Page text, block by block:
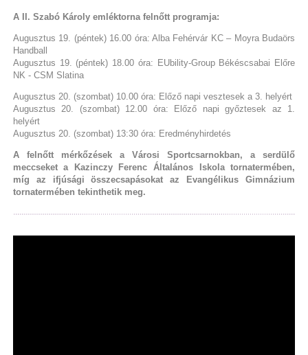
A II. Szabó Károly emléktorna felnőtt programja:
Augusztus 19. (péntek) 16.00 óra: Alba Fehérvár KC – Moyra Budaörs
Handball
Augusztus 19. (péntek) 18.00 óra: EUbility-Group Békéscsabai Előre
NK - CSM Slatina
Augusztus 20. (szombat) 10.00 óra: Előző napi vesztesek a 3. helyért
Augusztus 20. (szombat) 12.00 óra: Előző napi győztesek az 1.
helyért
Augusztus 20. (szombat) 13:30 óra: Eredményhirdetés
A felnőtt mérkőzések a Városi Sportcsarnokban, a serdülő
meccseket a Kazinczy Ferenc Általános Iskola tornatermében,
míg az ifjúsági összecsapásokat az Evangélikus Gimnázium
tornatermében tekinthetik meg.